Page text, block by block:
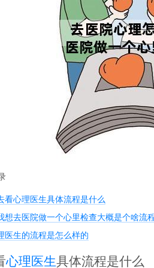
看心理医生具体流程是什么
想去医院做一个心里检查大概是个啥流
医生的流程是怎么样的
心理医生具体流程是什么